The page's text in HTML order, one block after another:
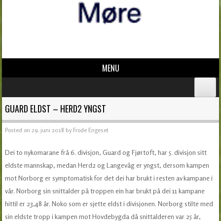
MENU
GUARD ELDST – HERD2 YNGST
Posted on 29. juni 2018 by Frode Engeset
Dei to nykomarane frå 6. divisjon, Guard og Fjørtoft, har 5. divisjon sitt
eldste mannskap, medan Herd2 og Langevåg er yngst, dersom kampen
mot Norborg er symptomatisk for det dei har brukt i resten av kampane i
vår. Norborg sin snittalder på troppen ein har brukt på dei 11 kampane
hittil er 23,48 år. Noko som er sjette eldst i divisjonen. Norborg stilte med
sin eldste tropp i kampen mot Hovdebygda då snittalderen var 25 år,